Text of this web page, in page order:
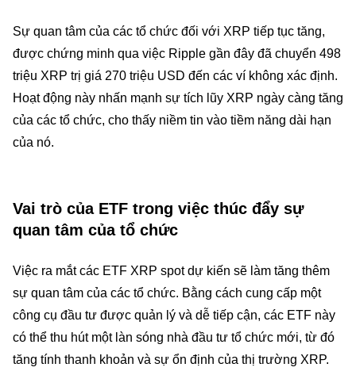
Sự quan tâm của các tổ chức đối với XRP tiếp tục tăng,
được chứng minh qua việc Ripple gần đây đã chuyển 498
triệu XRP trị giá 270 triệu USD đến các ví không xác định.
Hoạt động này nhấn mạnh sự tích lũy XRP ngày càng tăng
của các tổ chức, cho thấy niềm tin vào tiềm năng dài hạn
của nó.
Vai trò của ETF trong việc thúc đẩy sự
quan tâm của tổ chức
Việc ra mắt các ETF XRP spot dự kiến sẽ làm tăng thêm
sự quan tâm của các tổ chức. Bằng cách cung cấp một
công cụ đầu tư được quản lý và dễ tiếp cận, các ETF này
có thể thu hút một làn sóng nhà đầu tư tổ chức mới, từ đó
tăng tính thanh khoản và sự ổn định của thị trường XRP.